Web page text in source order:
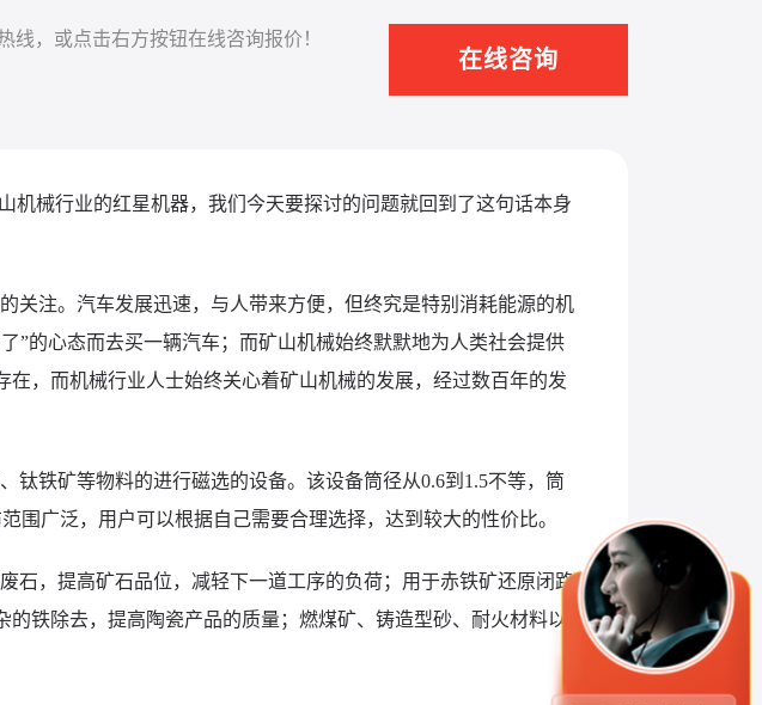
，或点击右方按钮在线咨询报价！
在线咨询
机械行业的红星机器，我们今天要探讨的问题就回到了这句话本身
关注。汽车发展迅速，与人带来方便，但终究是特别消耗能源的机
”的心态而去买一辆汽车；而矿山机械始终默默地为人类社会提供
，而机械行业人士始终关心着矿山机械的发展，经过数百年的发
钛铁矿等物料的进行磁选的设备。该设备筒径从0.6到1.5不等，筒
围广泛，用户可以根据自己需要合理选择，达到较大的性价比。
石，提高矿石品位，减轻下一道工序的负荷；用于赤铁矿还原闭路
铁除去，提高陶瓷产品的质量；燃煤矿、铸造型砂、耐火材料以